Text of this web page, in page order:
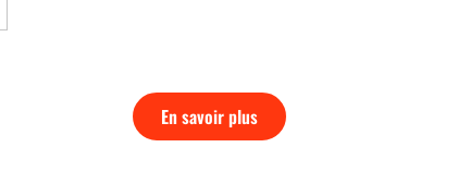
En savoir plus